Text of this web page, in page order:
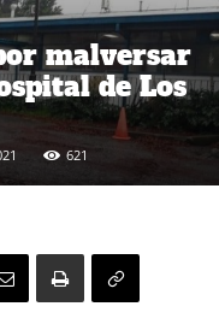
malversar
de Los
621